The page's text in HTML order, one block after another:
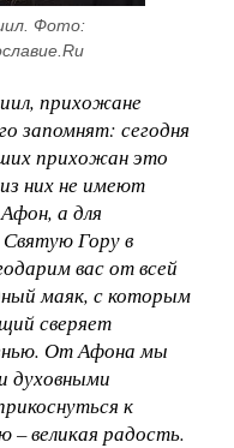
Фото:
прихожане
запомнят: сегодня
прихожан это
них не имеют
а для
Гору в
вас от всей
маяк, с которым
сверяет
От Афона мы
духовными
к
– великая радость.